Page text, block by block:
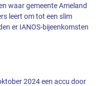
waar gemeente Ameland
leert om tot een slim
er IANOS-bijeenkomsten
2024 een accu door